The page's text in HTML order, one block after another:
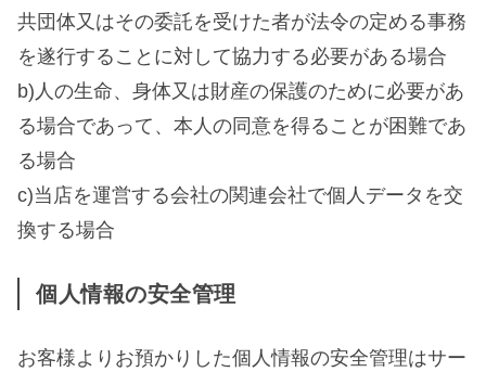
共団体又はその委託を受けた者が法令の定める事務
を遂行することに対して協力する必要がある場合
b)人の生命、身体又は財産の保護のために必要があ
る場合であって、本人の同意を得ることが困難であ
る場合
c)当店を運営する会社の関連会社で個人データを交
換する場合
個人情報の安全管理
お客様よりお預かりした個人情報の安全管理はサー